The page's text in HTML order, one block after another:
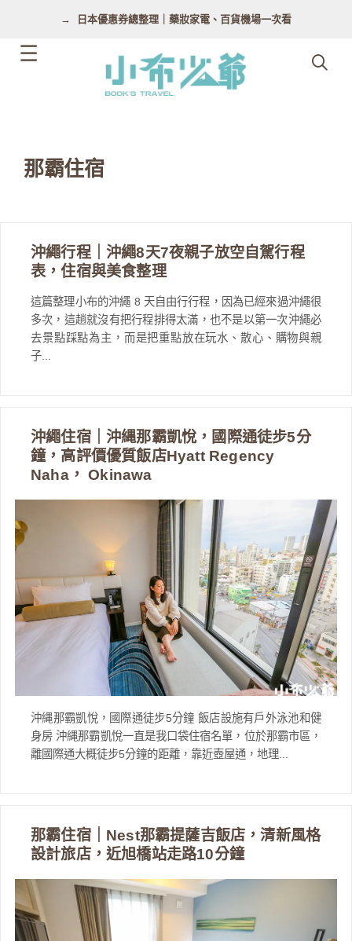
日本優惠券總整理｜藥妝家電、百貨機場一次看
那霸住宿
沖繩行程｜沖繩8天7夜親子放空自駕行程
表，住宿與美食整理
這篇整理小布的沖繩 8 天自由行行程，因為已經來過沖繩很
多次，這趟就沒有把行程排得太滿，也不是以第一次沖繩必
去景點踩點為主，而是把重點放在玩水、散心、購物與親
子...
沖繩住宿｜沖縄那霸凱悅，國際通徒步5分
鐘，高評價優質飯店Hyatt Regency
Naha， Okinawa
沖縄那霸凱悅，國際通徒步5分鐘 飯店設施有戶外泳池和健
身房 沖縄那霸凱悅一直是我口袋住宿名單，位於那霸市區，
離國際通大概徒步5分鐘的距離，靠近壺屋通，地理...
那霸住宿｜Nest那霸提薩吉飯店，清新風格
設計旅店，近旭橋站走路10分鐘